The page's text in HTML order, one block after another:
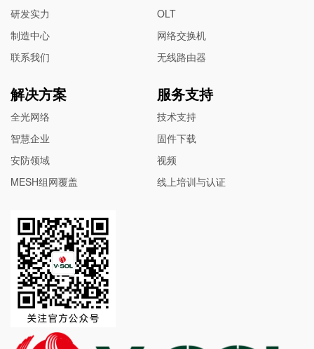
研发实力
制造中心
联系我们
OLT
网络交换机
无线路由器
解决方案
全光网络
智慧企业
安防领域
MESH组网覆盖
服务支持
技术支持
固件下载
视频
线上培训与认证